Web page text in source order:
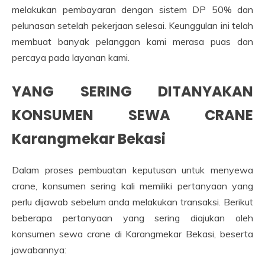
melakukan pembayaran dengan sistem DP 50% dan
pelunasan setelah pekerjaan selesai. Keunggulan ini telah
membuat banyak pelanggan kami merasa puas dan
percaya pada layanan kami.
YANG SERING DITANYAKAN
KONSUMEN SEWA CRANE
Karangmekar Bekasi
Dalam proses pembuatan keputusan untuk menyewa
crane, konsumen sering kali memiliki pertanyaan yang
perlu dijawab sebelum anda melakukan transaksi. Berikut
beberapa pertanyaan yang sering diajukan oleh
konsumen sewa crane di Karangmekar Bekasi, beserta
jawabannya: